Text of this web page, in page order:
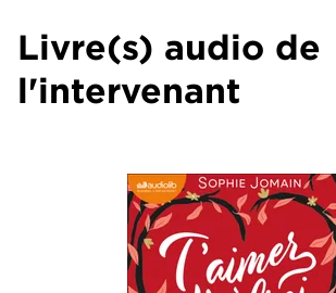
Livre(s) audio de
l'intervenant